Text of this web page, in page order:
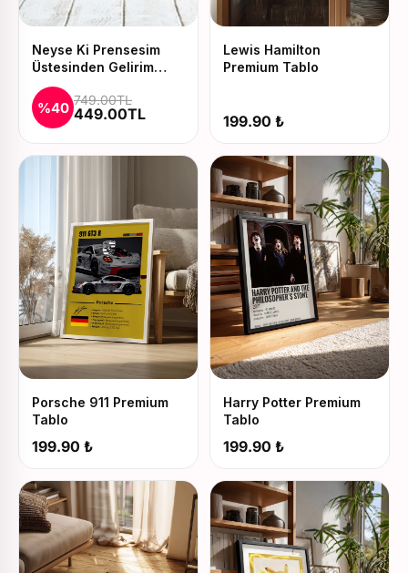
Neyse Ki Prensesim
Üstesinden Gelirim
Baskılı Kupa ve Yastık
Seti
%40 749.00TL
449.00TL
Lewis Hamilton
Premium Tablo
199.90 ₺
Porsche 911 Premium
Tablo
199.90 ₺
Harry Potter Premium
Tablo
199.90 ₺